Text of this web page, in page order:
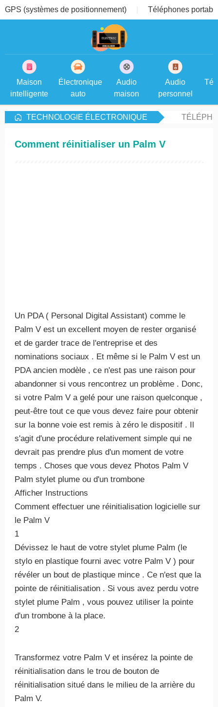
GPS (systèmes de positionnement) Téléphones
Maison
intelligente
Électronique
auto
Audio
maison
Audio
personnel
TECHNOLOGIE ÉLECTRONIQUE
Comment réinitialiser un Palm V
Un PDA ( Personal Digital Assistant) comme le
Palm V est un excellent moyen de rester organisé
et de garder trace de l'entreprise et des
nominations sociaux . Et même si le Palm V est un
PDA ancien modèle , ce n'est pas une raison pour
abandonner si vous rencontrez un problème . Donc,
si votre Palm V a gelé pour une raison quelconque ,
peut-être tout ce que vous devez faire pour obtenir
sur la bonne voie est remis à zéro le dispositif . Il
s'agit d'une procédure relativement simple qui ne
devrait pas prendre plus d'un moment de votre
temps . Choses que vous devez Photos Palm V
Palm stylet plume ou d'un trombone
Afficher Instructions
Comment effectuer une réinitialisation logicielle sur
le Palm V
1
Dévissez le haut de votre stylet plume Palm (le
stylo en plastique fourni avec votre Palm V ) pour
révéler un bout de plastique mince . Ce n'est que la
pointe de réinitialisation . Si vous avez perdu votre
stylet plume Palm , vous pouvez utiliser la pointe
d'un trombone à la place.
2
Transformez votre Palm V et insérez la pointe de
réinitialisation dans le trou de bouton de
réinitialisation situé dans le milieu de la arrière du
Palm V.